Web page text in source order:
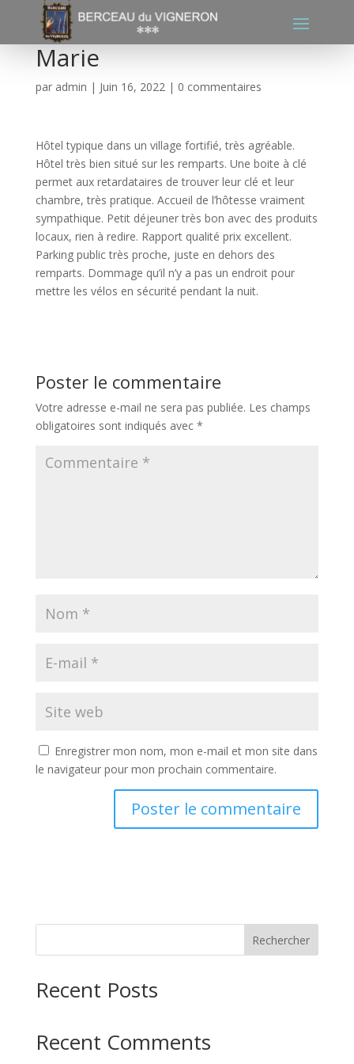
Marie
par admin | Juin 16, 2022| 0 commentaires
Hôtel typique dans un village fortifié, très agréable.
Hôtel très bien situé sur les remparts. Une boite à clé
permet aux retardataires de trouver leur clé et leur
chambre, très pratique. Accueil de l’hôtesse vraiment
sympathique. Petit déjeuner très bon avec des produits
locaux, rien à redire. Rapport qualité prix excellent.
Parking public très proche, juste en dehors des
remparts. Dommage qu’il n’y a pas un endroit pour
mettre les vélos en sécurité pendant la nuit.
Poster le commentaire
Votre adresse e-mail ne sera pas publiée. Les champs
obligatoires sont indiqués avec *
Enregistrer mon nom, mon e-mail et mon site dans
le navigateur pour mon prochain commentaire.
Rechercher
Recent Posts
Recent Comments